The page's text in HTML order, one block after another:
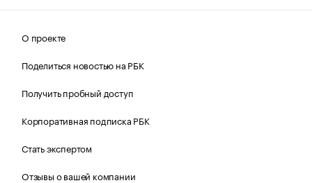
О проекте
Поделиться новостью на РБК
Получить пробный доступ
Корпоративная подписка РБК
Стать экспертом
Отзывы о вашей компании